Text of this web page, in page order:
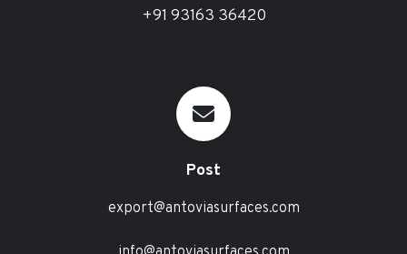
+91 93163 36420
Post
export@antoviasurfaces.com